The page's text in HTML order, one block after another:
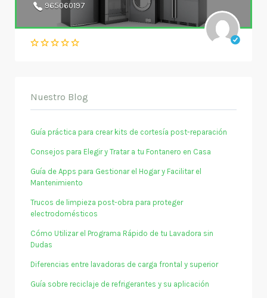
965060197
Nuestro Blog
Guía práctica para crear kits de cortesía post-reparación
Consejos para Elegir y Tratar a tu Fontanero en Casa
Guía de Apps para Gestionar el Hogar y Facilitar el
Mantenimiento
Trucos de limpieza post-obra para proteger
electrodomésticos
Cómo Utilizar el Programa Rápido de tu Lavadora sin
Dudas
Diferencias entre lavadoras de carga frontal y superior
Guía sobre reciclaje de refrigerantes y su aplicación